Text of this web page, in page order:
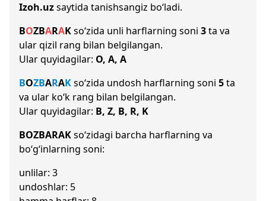
Izoh.uzsaytida tanishsangiz bo‘ladi.
BOZBARAKso‘zida unli harflarning soni 3ta va
ular qizil rang bilan belgilangan.
Ular quyidagilar: O, A, A
BOZBARAKso‘zida undosh harflarning soni 5ta
va ular ko‘k rang bilan belgilangan.
Ular quyidagilar: B, Z, B, R, K
BOZBARAKso‘zidagi barcha harflarning va
bo‘g‘inlarning soni:
unlilar: 3
undoshlar: 5